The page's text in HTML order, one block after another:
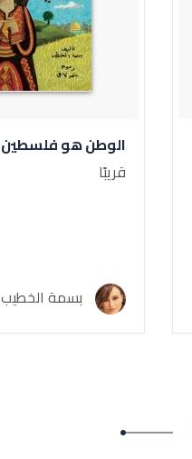
الوطن هو فلسطين
قريبًا
بسمة الخطيب